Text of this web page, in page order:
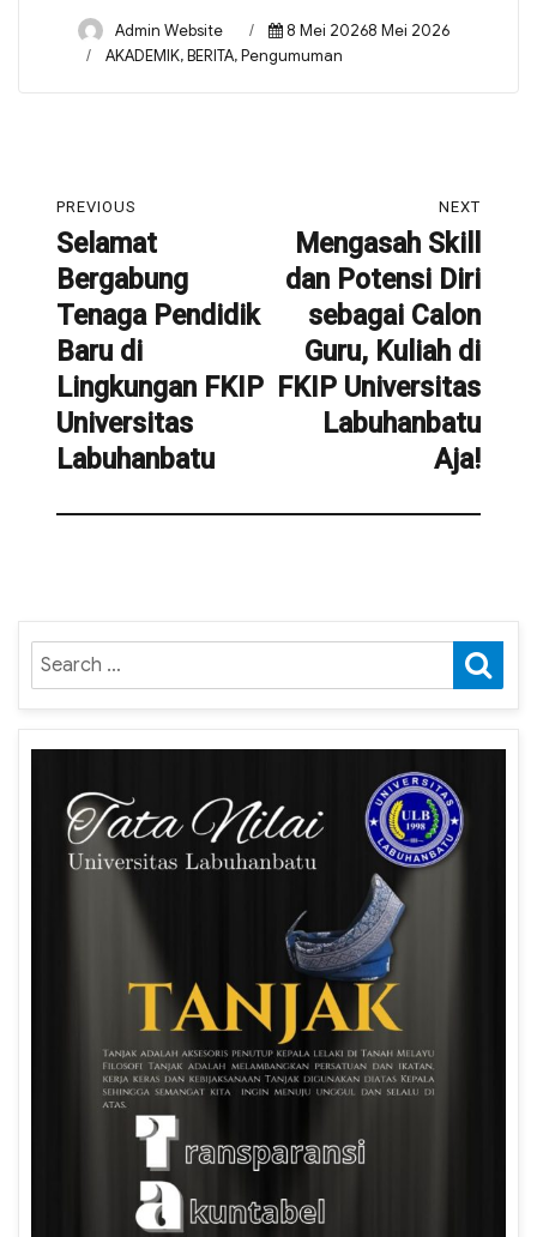
Author
Admin Website
Posted
on
8 Mei 20268 Mei 2026
Categories
AKADEMIK,BERITA,Pengumuman
pos
PREVIOUS
Previous
post:
Selamat
Bergabung
Tenaga Pendidik
Baru di
Lingkungan FKIP
Universitas
Labuhanbatu
NEXT
Next
post:
Mengasah Skill
dan Potensi Diri
sebagai Calon
Guru, Kuliah di
FKIP Universitas
Labuhanbatu
Aja!
Search
for: